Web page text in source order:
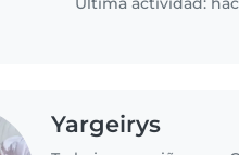
Yargeirys